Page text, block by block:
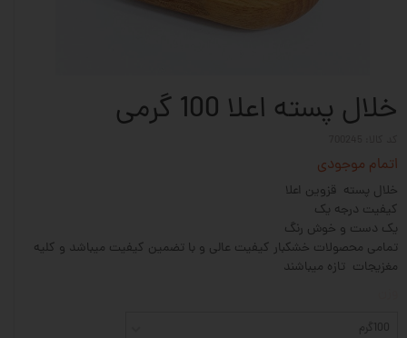
خلال پسته اعلا 100 گرمی
اتمام موجودی
خلال پسته قزوین اعلا
کیفیت درجه یک
یک دست و خوش رنگ
تمامی محصولات خشکبار کیفیت عالی و با تضمین کیفیت میباشد و کلیه
مغزیجات تازه میباشند
100گرم